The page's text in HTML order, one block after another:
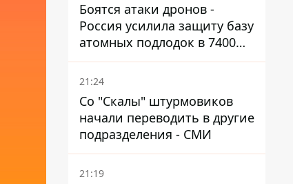
Боятся атаки дронов -
Россия усилила защиту базу
атомных подлодок в 7400
км от Украины
21:24
Со "Скалы" штурмовиков
начали переводить в другие
подразделения - СМИ
21:19